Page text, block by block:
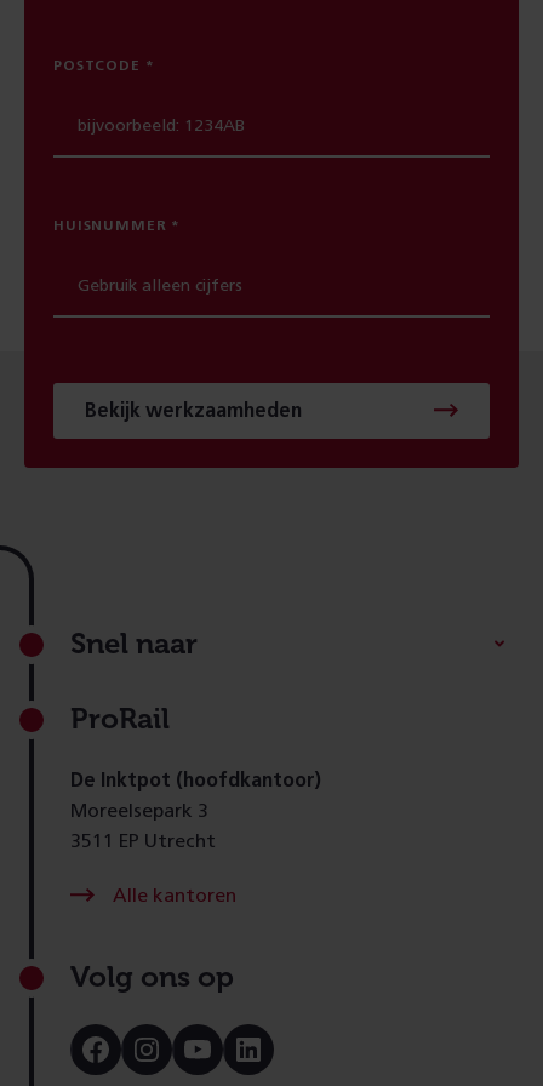
POSTCODE
HUISNUMMER
Bekijk werkzaamheden
Footer
Snel naar
ProRail
De Inktpot (hoofdkantoor)
Moreelsepark 3
3511 EP Utrecht
Alle kantoren
Volg ons op
Bezoek
onze
Bezoek
onze
Bezoek
onze
Bezoek
onze